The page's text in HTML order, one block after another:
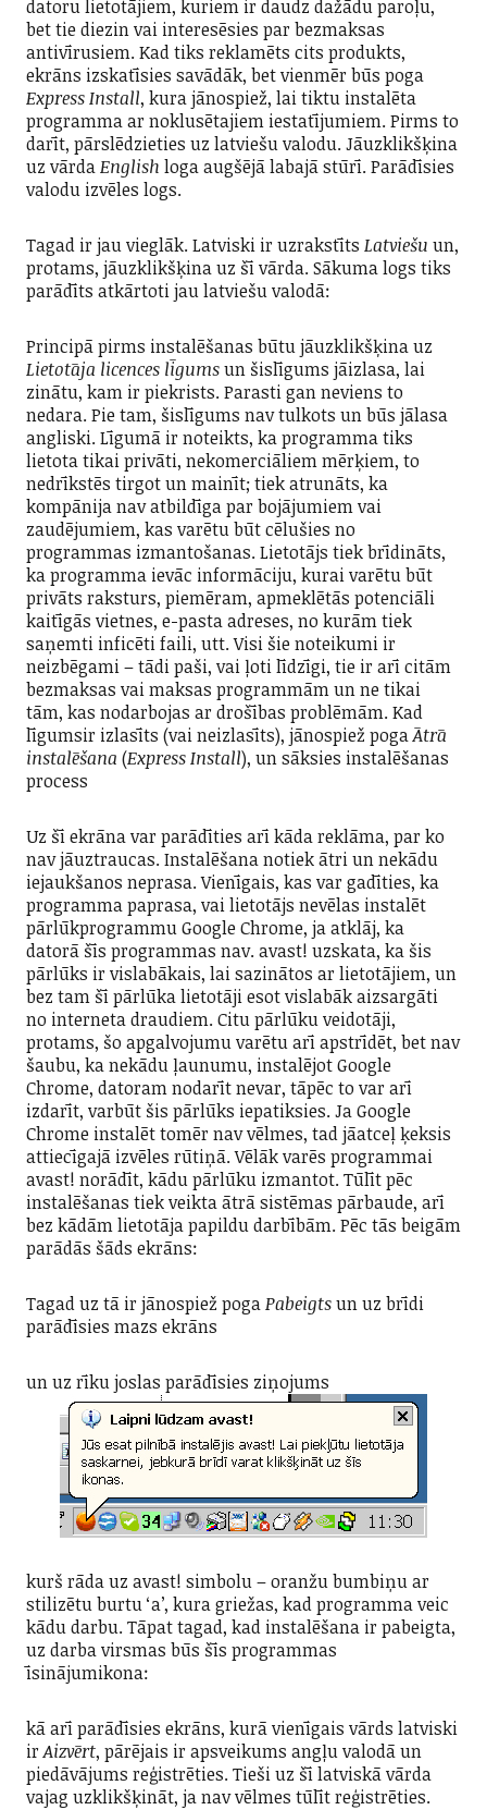
datoru lietotājiem, kuriem ir daudz dažādu paroļu,
bet tie diezin vai interesēsies par bezmaksas
antivīrusiem. Kad tiks reklamēts cits produkts,
ekrāns izskatīsies savādāk, bet vienmēr būs poga
Express Install, kura jānospiež, lai tiktu instalēta
programma ar noklusētajiem iestatījumiem. Pirms to
darīt, pārslēdzieties uz latviešu valodu. Jāuzklikšķina
uz vārdaEnglish loga augšējā labajā stūrī. Parādīsies
valodu izvēles logs.
Tagad ir jau vieglāk. Latviski ir uzrakstīts Latviešu un,
protams, jāuzklikšķina uz šī vārda. Sākuma logs tiks
parādīts atkārtoti jau latviešu valodā:
Principā pirms instalēšanas būtu jāuzklikšķina uz
Lietotāja licences līgumsun šislīgums jāizlasa, lai
zinātu, kam ir piekrists. Parasti gan neviens to
nedara. Pie tam, šislīgums nav tulkots un būs jālasa
angliski. Līgumā ir noteikts, ka programma tiks
lietota tikai privāti, nekomerciāliem mērķiem, to
nedrīkstēs tirgot un mainīt; tiek atrunāts, ka
kompānija nav atbildīga par bojājumiem vai
zaudējumiem, kas varētu būt cēlušies no
programmas izmantošanas. Lietotājs tiek brīdināts,
ka programma ievāc informāciju, kurai varētu būt
privāts raksturs, piemēram, apmeklētās potenciāli
kaitīgās vietnes, e-pasta adreses, no kurām tiek
saņemti inficēti faili, utt. Visi šie noteikumi ir
neizbēgami – tādi paši, vai ļoti līdzīgi, tie ir arī citām
bezmaksas vai maksas programmām un ne tikai
tām, kas nodarbojas ar drošības problēmām. Kad
līgumsir izlasīts (vai neizlasīts), jānospiež pogaĀtrā
instalēšana (Express Install), un sāksies instalēšanas
process
Uz šī ekrāna var parādīties arī kāda reklāma, par ko
nav jāuztraucas. Instalēšana notiek ātri un nekādu
iejaukšanos neprasa. Vienīgais, kas var gadīties, ka
programma paprasa, vai lietotājs nevēlas instalēt
pārlūkprogrammu Google Chrome, ja atklāj, ka
datorā šīs programmas nav. avast! uzskata, ka šis
pārlūks ir vislabākais, lai sazinātos ar lietotājiem, un
bez tam šī pārlūka lietotāji esot vislabāk aizsargāti
no interneta draudiem. Citu pārlūku veidotāji,
protams, šo apgalvojumu varētu arī apstrīdēt, bet nav
šaubu, ka nekādu ļaunumu, instalējot Google
Chrome, datoram nodarīt nevar, tāpēc to var arī
izdarīt, varbūt šis pārlūks iepatiksies. Ja Google
Chrome instalēt tomēr nav vēlmes, tad jāatceļ ķeksis
attiecīgajā izvēles rūtiņā. Vēlāk varēs programmai
avast! norādīt, kādu pārlūku izmantot. Tūlīt pēc
instalēšanas tiek veikta ātrā sistēmas pārbaude, arī
bez kādām lietotāja papildu darbībām. Pēc tās beigām
parādās šāds ekrāns:
Tagad uz tā ir jānospiež pogaPabeigtsun uz brīdi
parādīsies mazs ekrāns
un uz rīku joslas parādīsies ziņojums
kurš rāda uz avast! simbolu – oranžu bumbiņu ar
stilizētu burtu ‘a’, kura griežas, kad programma veic
kādu darbu. Tāpat tagad, kad instalēšana ir pabeigta,
uz darba virsmas būs šīs programmas
īsinājumikona:
kā arī parādīsies ekrāns, kurā vienīgais vārds latviski
irAizvērt, pārējais ir apsveikums angļu valodā un
piedāvājums reģistrēties. Tieši uz šī latviskā vārda
vajag uzklikšķināt, ja nav vēlmes tūlīt reģistrēties.